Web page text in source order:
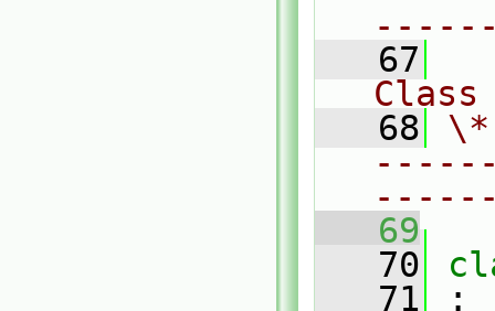
   67
   68
   69
   70
   71
: